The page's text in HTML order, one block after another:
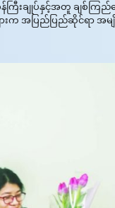
ကြီးချုပ်နှင့်အတူ ချစ်က
က အပြည်ပြည်ဆိုင်ရာ အမ